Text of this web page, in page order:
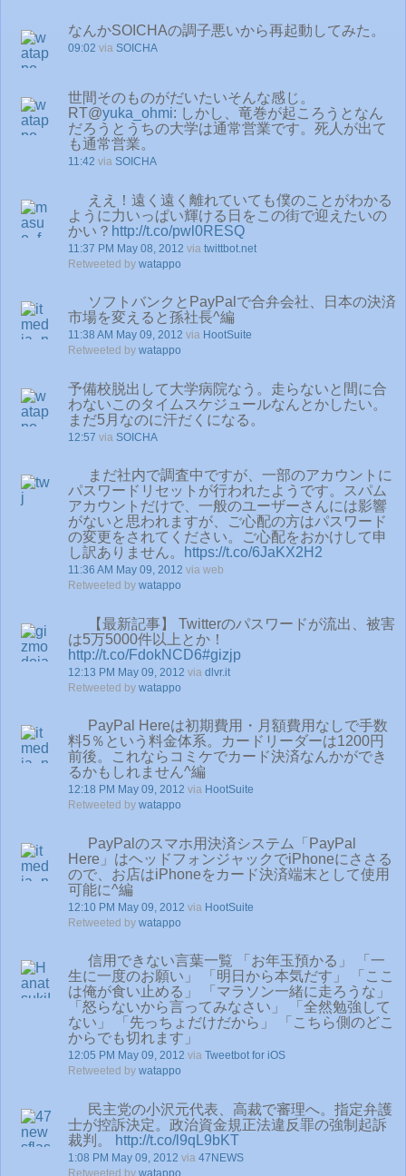
なんかSOICHAの調子悪いから再起動してみた。
09:02 via SOICHA
世間そのものがだいたいそんな感じ。
RT@yuka_ohmi: しかし、竜巻が起ころうとなん
だろうとうちの大学は通常営業です。死人が出て
も通常営業。
11:42 via SOICHA
ええ！遠く遠く離れていても僕のことがわかる
ように力いっぱい輝ける日をこの街で迎えたいの
かい？ http://t.co/pwl0RESQ
11:37 PM May 08, 2012 via twittbot.net
Retweeted by watappo
ソフトバンクとPayPalで合弁会社、日本の決済
市場を変えると孫社長^編
11:38 AM May 09, 2012 via HootSuite
Retweeted by watappo
予備校脱出して大学病院なう。走らないと間に合
わないこのタイムスケジュールなんとかしたい。
まだ5月なのに汗だくになる。
12:57 via SOICHA
まだ社内で調査中ですが、一部のアカウントに
パスワードリセットが行われたようです。スパム
アカウントだけで、一般のユーザーさんには影響
がないと思われますが、ご心配の方はパスワード
の変更をされてください。ご心配をおかけして申
し訳ありません。
https://t.co/6JaKX2H2
11:36 AM May 09, 2012 via web
Retweeted by watappo
【最新記事】 Twitterのパスワードが流出、被害
は5万5000件以上とか！
http://t.co/FdokNCD6#gizjp
12:13 PM May 09, 2012 via dlvr.it
Retweeted by watappo
PayPal Hereは初期費用・月額費用なしで手数
料5％という料金体系。カードリーダーは1200円
前後。これならコミケでカード決済なんかができ
るかもしれません^編
12:18 PM May 09, 2012 via HootSuite
Retweeted by watappo
PayPalのスマホ用決済システム「PayPal
Here」はヘッドフォンジャックでiPhoneにささる
ので、お店はiPhoneをカード決済端末として使用
可能に^編
12:10 PM May 09, 2012 via HootSuite
Retweeted by watappo
信用できない言葉一覧 「お年玉預かる」 「一
生に一度のお願い」 「明日から本気だす」 「ここ
は俺が食い止める」 「マラソン一緒に走ろうな」
「怒らないから言ってみなさい」 「全然勉強して
ない」 「先っちょだけだから」 「こちら側のどこ
からでも切れます」
12:05 PM May 09, 2012 via Tweetbot for iOS
Retweeted by watappo
民主党の小沢元代表、高裁で審理へ。指定弁護
士が控訴決定。政治資金規正法違反罪の強制起訴
裁判。
http://t.co/l9qL9bKT
1:08 PM May 09, 2012 via 47NEWS
Retweeted by watappo